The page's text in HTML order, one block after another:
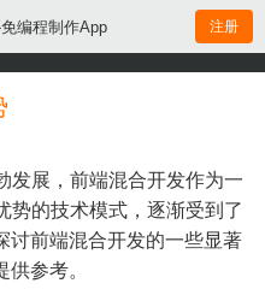
编程制作App 注册
发展，前端混合开发作为一
势的技术模式，逐渐受到了
讨前端混合开发的一些显著
参考。